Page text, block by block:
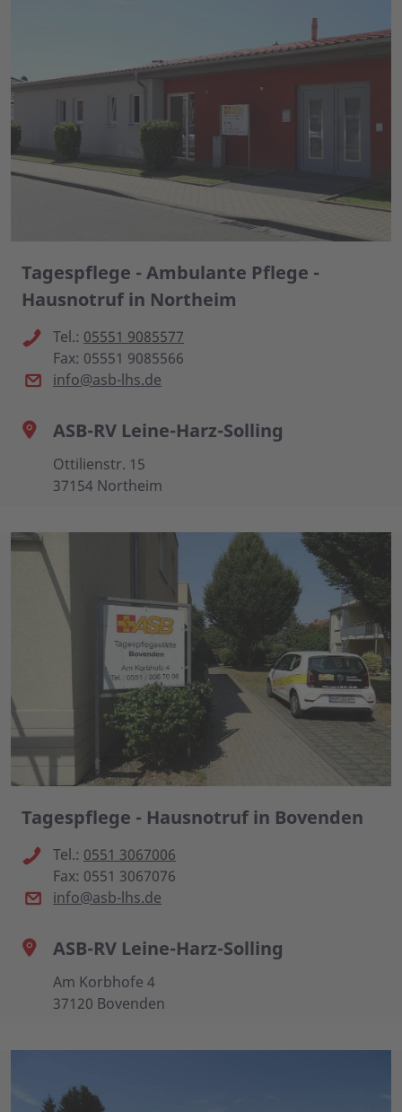
Tagespflege - Ambulante Pflege -
Hausnotruf in Northeim
Tel.: 05551 9085577
Fax: 05551 9085566
info@asb-lhs.de
ASB-RV Leine-Harz-Solling
Ottilienstr. 15
37154 Northeim
Tagespflege - Hausnotruf in Bovenden
Tel.: 0551 3067006
Fax: 0551 3067076
info@asb-lhs.de
ASB-RV Leine-Harz-Solling
Am Korbhofe 4
37120 Bovenden